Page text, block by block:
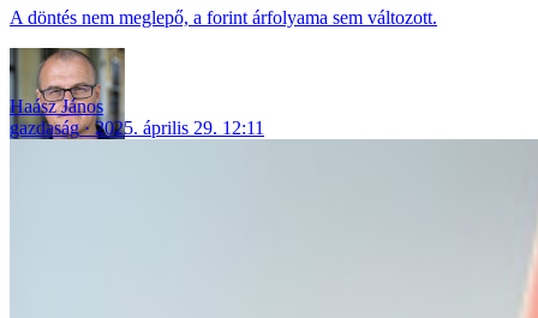
A döntés nem meglepő, a forint árfolyama sem változott.
Haász János
gazdaság
2025. április 29. 12:11